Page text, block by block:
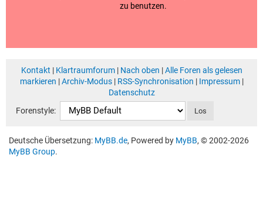
zu benutzen.
Kontakt | Klartraumforum| Nach oben |Alle Foren als gelesen
markieren |Archiv-Modus| RSS-Synchronisation | Impressum|
Datenschutz
Forenstyle:
Deutsche Übersetzung: MyBB.de, Powered by MyBB, © 2002-2026
MyBB Group.